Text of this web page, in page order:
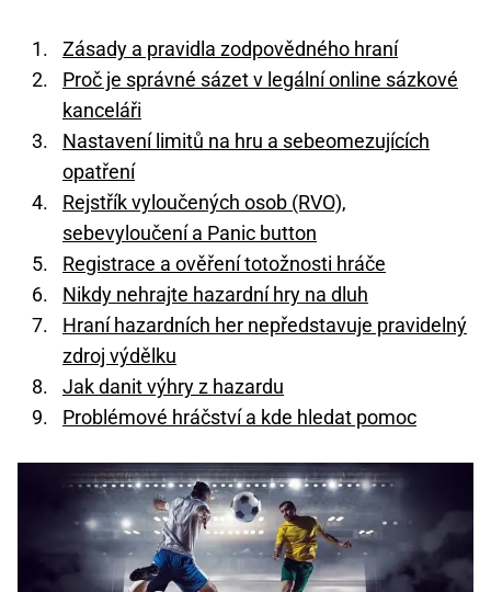
Zásady a pravidla zodpovědného hraní
Proč je správné sázet v legální online sázkové
kanceláři
Nastavení limitů na hru a sebeomezujících
opatření
Rejstřík vyloučených osob (RVO),
sebevyloučení a Panic button
Registrace a ověření totožnosti hráče
Nikdy nehrajte hazardní hry na dluh
Hraní hazardních her nepředstavuje pravidelný
zdroj výdělku
Jak danit výhry z hazardu
Problémové hráčství a kde hledat pomoc